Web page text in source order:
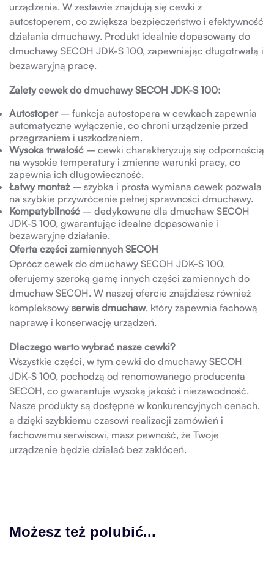
urządzenia. W zestawie znajdują się cewki z
autostoperem, co zwiększa bezpieczeństwo i efektywność
działania dmuchawy. Produkt idealnie dopasowany do
dmuchawy SECOH JDK-S 100, zapewniając długotrwałą i
bezawaryjną pracę.
Zalety cewek do dmuchawy SECOH JDK-S 100:
Autostoper– funkcja autostopera w cewkach zapewnia
automatyczne wyłączenie, co chroni urządzenie przed
przegrzaniem i uszkodzeniem.
Wysoka trwałość – cewki charakteryzują się odpornością
na wysokie temperatury i zmienne warunki pracy, co
zapewnia ich długowieczność.
Łatwy montaż– szybka i prosta wymiana cewek pozwala
na szybkie przywrócenie pełnej sprawności dmuchawy.
Kompatybilność – dedykowane dla dmuchaw SECOH
JDK-S 100, gwarantując idealne dopasowanie i
bezawaryjne działanie.
Oferta części zamiennych SECOH
Oprócz cewek do dmuchawy SECOH JDK-S 100,
oferujemy szeroką gamę innych części zamiennych do
dmuchaw SECOH. W naszej ofercie znajdziesz również
kompleksowy serwis dmuchaw, który zapewnia fachową
naprawę i konserwację urządzeń.
Dlaczego warto wybrać nasze cewki?
Wszystkie części, w tym cewki do dmuchawy SECOH
JDK-S 100, pochodzą od renomowanego producenta
SECOH, co gwarantuje wysoką jakość i niezawodność.
Nasze produkty są dostępne w konkurencyjnych cenach,
a dzięki szybkiemu czasowi realizacji zamówień i
fachowemu serwisowi, masz pewność, że Twoje
urządzenie będzie działać bez zakłóceń.
Możesz też polubić...